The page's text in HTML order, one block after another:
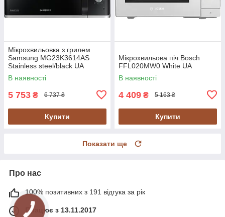
Мікрохвильовка з грилем
Samsung MG23K3614AS
Stainless steel/black UA
В наявності
5 753 ₴ 6 737 ₴
Купити
Мікрохвильова піч Bosch
FFL020MW0 White UA
В наявності
4 409 ₴ 5 163 ₴
Купити
Показати ще
Про нас
100% позитивних з 191 відгука за рік
Працює з 13.11.2017